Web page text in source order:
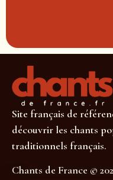
Site français de
découvrir les chants
traditionnels français.
Chants de France ©